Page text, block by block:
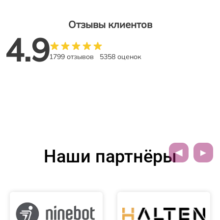
Отзывы клиентов
4.91799 отзывов 5358 оценок
Наши партнёры